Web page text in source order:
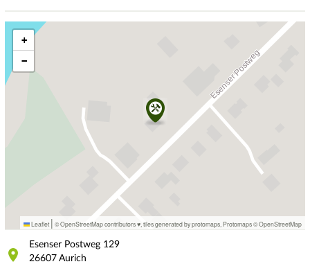
+
−
Leaflet | © OpenStreetMap contributors ♥, tiles generated by protomaps Protomaps©OpenStreetMap
Esenser Postweg 129
26607 Aurich